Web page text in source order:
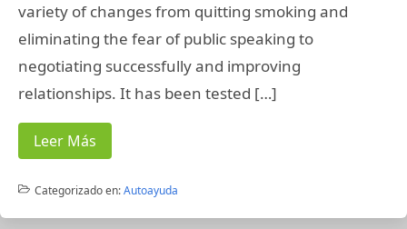
variety of changes from quitting smoking and
eliminating the fear of public speaking to
negotiating successfully and improving
relationships. It has been tested […]
Leer Más
Categorizado en:Autoayuda